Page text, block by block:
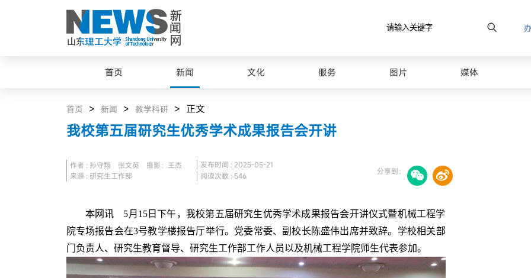
首页 新闻 文化 服务 图片 媒体
首页 > 新闻 > 教学科研 > 正文
我校第五届研究生优秀学术成果报告会开讲
作者 : 孙守翔 张文英 摄影：王杰
来源 : 研究生工作部
发布时间 : 2025-05-21
阅读次数 : 546 分享到：
本网讯 5月15日下午，我校第五届研究生优秀学术成果报告会开讲仪式暨机械工程学
院专场报告会在3号教学楼报告厅举行。党委常委、副校长陈盛伟出席并致辞。学校相关部
门负责人、研究生教育督导、研究生工作部工作人员以及机械工程学院师生代表参加。
最美山理工